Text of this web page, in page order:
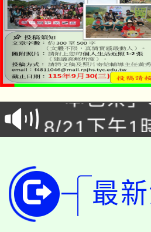
公告本校
代理(課)教
告(尚有缺
「本色祭
場熱烈登
8/21下午1
局官網。
8月14至27
開!
115年桃
最